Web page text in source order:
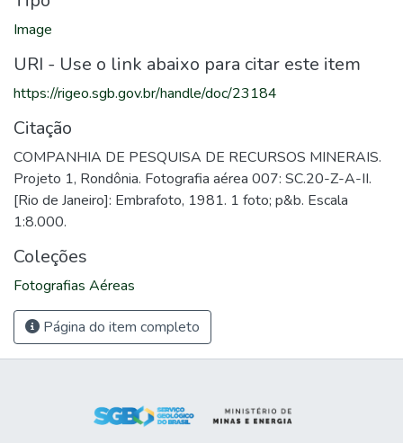
Image
URI - Use o link abaixo para citar este item
https://rigeo.sgb.gov.br/handle/doc/23184
Citação
COMPANHIA DE PESQUISA DE RECURSOS MINERAIS.
Projeto 1, Rondônia. Fotografia aérea 007: SC.20-Z-A-II.
[Rio de Janeiro]: Embrafoto, 1981. 1 foto; p&b. Escala
1:8.000.
Coleções
Fotografias Aéreas
Página do item completo